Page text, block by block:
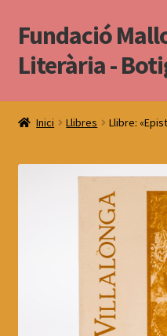
Salta
a
navegació
Vés
al
contingut
Fundació
Literària -
Torna al web
Inici Llibres Llibre: